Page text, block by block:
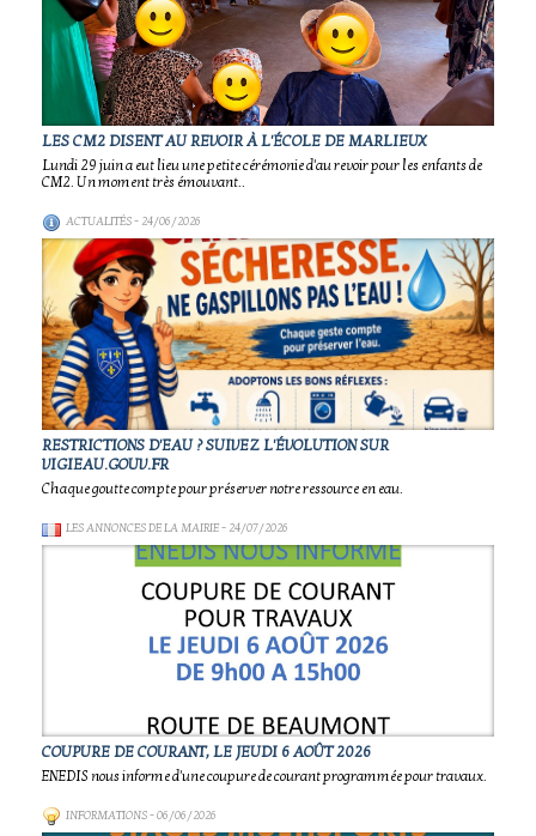
LES CM2 DISENT AU REVOIR À L'ÉCOLE DE MARLIEUX
Lundi 29 juin a eut lieu une petite cérémonie d'au revoir pour les enfants de
CM2. Un moment très émouvant..
ACTUALITÉS- 24/06/2026
RESTRICTIONS D'EAU ? SUIVEZ L'ÉVOLUTION SUR
VIGIEAU.GOUV.FR
Chaque goutte compte pour préserver notre ressource en eau.
LES ANNONCES DE LA MAIRIE- 24/07/2026
COUPURE DE COURANT, LE JEUDI 6 AOÛT 2026
ENEDIS nous informe d'une coupure de courant programmée pour travaux.
INFORMATIONS- 06/06/2026